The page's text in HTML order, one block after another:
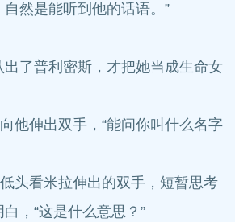
然是能听到他的话语。”
了普利密斯，才把她当成生命女
他伸出双手，“能问你叫什么名字
头看米拉伸出的双手，短暂思考
，“这是什么意思？”